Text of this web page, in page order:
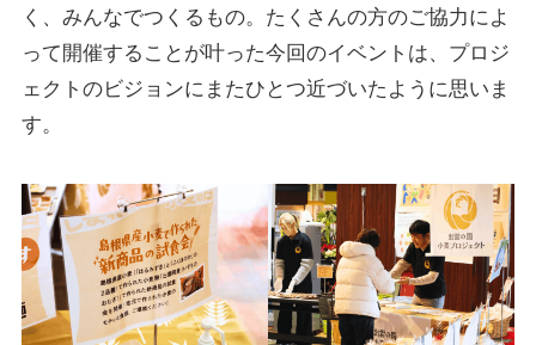
く、みんなでつくるもの。たくさんの方のご協力によ
って開催することが叶った今回のイベントは、プロジ
ェクトのビジョンにまたひとつ近づいたように思いま
す。